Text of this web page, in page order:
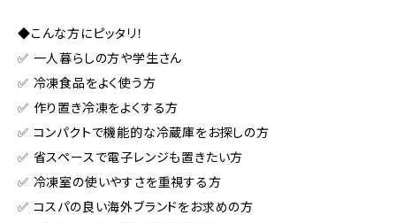
◆こんな方にピッタリ！
✅ 一人暮らしの方や学生さん
✅ 冷凍食品をよく使う方
✅ 作り置き冷凍をよくする方
✅ コンパクトで機能的な冷蔵庫をお探しの方
✅ 省スペースで電子レンジも置きたい方
✅ 冷凍室の使いやすさを重視する方
✅ コスパの良い海外ブランドをお求めの方